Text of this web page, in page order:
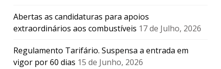
Abertas as candidaturas para apoios
extraordinários aos combustíveis 17 de Julho, 2026
Regulamento Tarifário. Suspensa a entrada em
vigor por 60 dias 15 de Junho, 2026